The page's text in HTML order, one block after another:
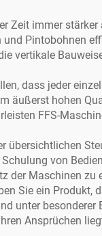
Zeit immer
Pintobohnen
vertikale
dass jeder
äußerst hohen
FFS-
übersichtlichen
von
der Maschinen zu
Sie ein Produkt,
unter besonderer
Ansprüchen